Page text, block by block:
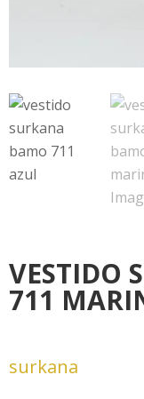
VESTIDO
711
surkana